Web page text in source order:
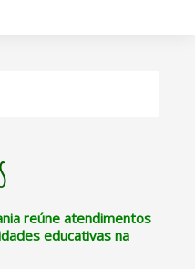
reúne atendimentos
educativas na